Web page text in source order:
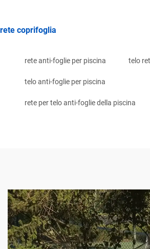
rete coprifoglia
rete anti-foglie per piscina telo
telo anti-foglie per piscina
rete per telo anti-foglie della piscina